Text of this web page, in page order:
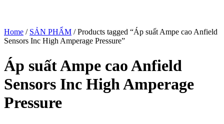
Home / SẢN PHẨM / Products tagged “Áp suất Ampe cao Anfield
Sensors Inc High Amperage Pressure”
Áp suất Ampe cao Anfield
Sensors Inc High Amperage
Pressure